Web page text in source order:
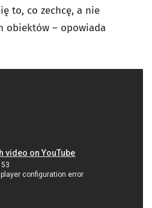
to, co zechcę, a nie
obiektów – opowiada